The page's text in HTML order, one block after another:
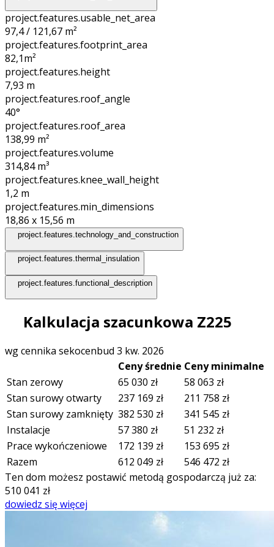
project.features.usable_net_area
97,4 / 121,67 m²
project.features.footprint_area
82,1m²
project.features.height
7,93 m
project.features.roof_angle
40°
project.features.roof_area
138,99 m²
project.features.volume
314,84m³
project.features.knee_wall_height
1,2 m
project.features.min_dimensions
18,86 x 15,56 m
project.features.technology_and_construction
project.features.thermal_insulation
project.features.functional_description
Kalkulacja szacunkowa Z225
wg cennika sekocenbud 3 kw. 2026
Ceny średnie Ceny minimalne
Stan zerowy
65 030 zł 58 063 zł
Stan surowy otwarty
237 169 zł 211 758 zł
Stan surowy zamknięty 382 530 zł 341 545 zł
Instalacje
57 380 zł 51 232 zł
Prace wykończeniowe
172 139 zł 153 695 zł
Razem
612 049 zł 546 472 zł
Ten dom możesz postawić metodą gospodarczą już za:
510 041 zł
dowiedz się więcej